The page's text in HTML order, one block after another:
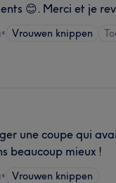
😊. Merci et je
• Vrouwen knippen
une coupe qui
beaucoup mieux !
• Vrouwen knippen